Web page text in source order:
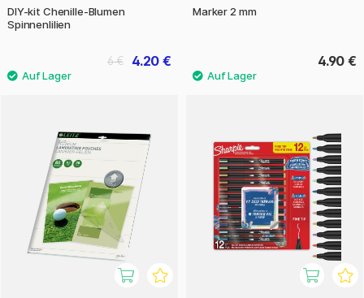
DIY-kit Chenille-Blumen
Spinnenlilien
4.20 €
6 €
Marker 2 mm
4.90 €